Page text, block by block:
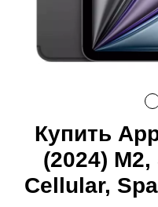
Купить
(2024)
Cellular,